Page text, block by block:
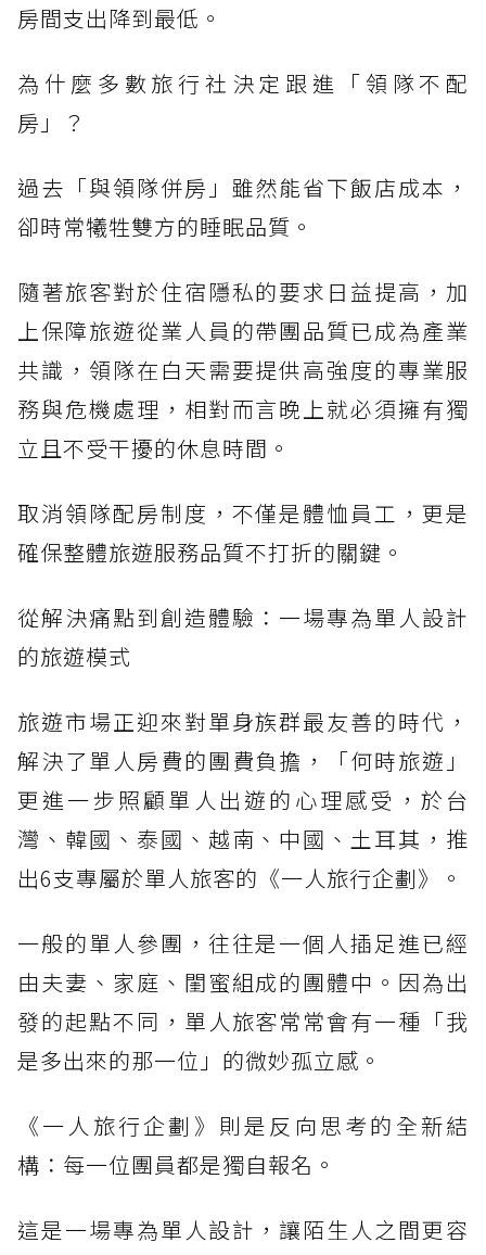
房間支出降到最低。
為什麼多數旅行社決定跟進「領隊不配
房」？
過去「與領隊併房」雖然能省下飯店成本，
卻時常犧牲雙方的睡眠品質。
隨著旅客對於住宿隱私的要求日益提高，加
上保障旅遊從業人員的帶團品質已成為產業
共識，領隊在白天需要提供高強度的專業服
務與危機處理，相對而言晚上就必須擁有獨
立且不受干擾的休息時間。
取消領隊配房制度，不僅是體恤員工，更是
確保整體旅遊服務品質不打折的關鍵。
從解決痛點到創造體驗：一場專為單人設計
的旅遊模式
旅遊市場正迎來對單身族群最友善的時代，
解決了單人房費的團費負擔，「何時旅遊」
更進一步照顧單人出遊的心理感受，於台
灣、韓國、泰國、越南、中國、土耳其，推
出6支專屬於單人旅客的《一人旅行企劃》。
一般的單人參團，往往是一個人插足進已經
由夫妻、家庭、閨蜜組成的團體中。因為出
發的起點不同，單人旅客常常會有一種「我
是多出來的那一位」的微妙孤立感。
《一人旅行企劃》則是反向思考的全新結
構：每一位團員都是獨自報名。
這是一場專為單人設計，讓陌生人之間更容